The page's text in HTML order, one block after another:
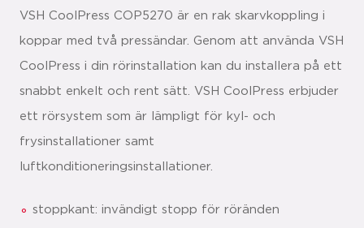
VSH CoolPress COP5270 är en rak skarvkoppling i
koppar med två pressändar. Genom att använda VSH
CoolPress i din rörinstallation kan du installera på ett
snabbt enkelt och rent sätt. VSH CoolPress erbjuder
ett rörsystem som är lämpligt för kyl- och
frysinstallationer samt
luftkonditioneringsinstallationer.
stoppkant: invändigt stopp för röränden